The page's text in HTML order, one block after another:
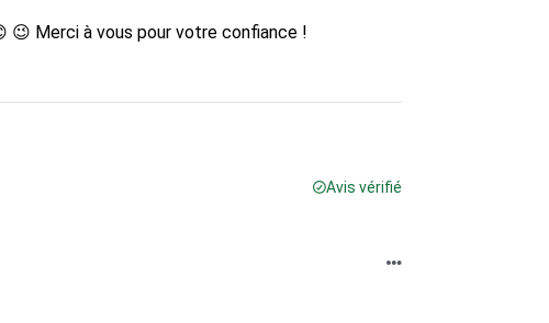
😉 Merci à vous pour votre confiance !
Avis vérifié